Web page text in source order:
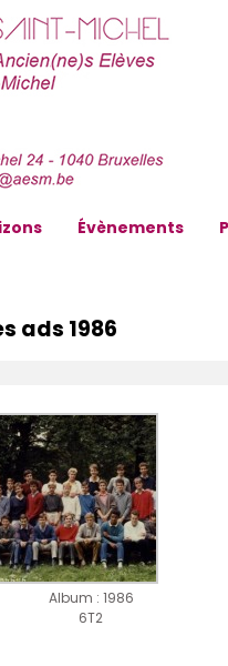
Évènements
ads 1986
Album : 1986
6T2